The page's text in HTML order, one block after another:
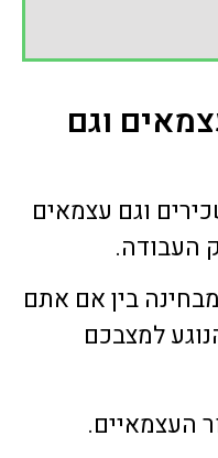
וגם
וגם עצמאים
העבודה.
בין אם אתם
למצבכם
העצמאיים.